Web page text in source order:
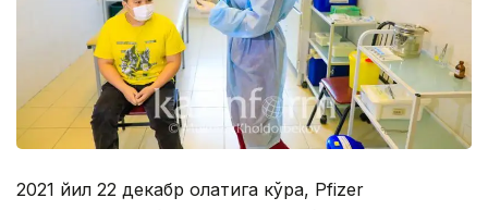
2021 йил 22 декабр ҳолатига кўра, Pfizer